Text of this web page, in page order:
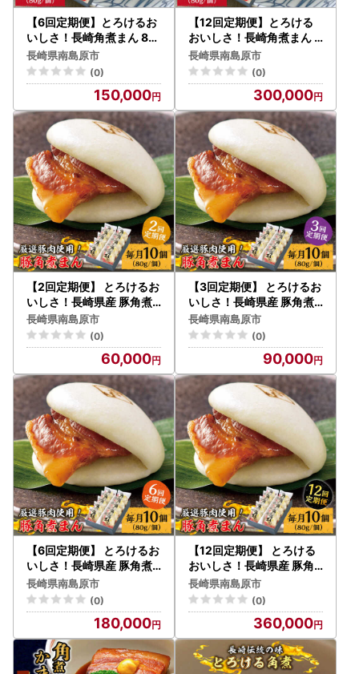
それ以外の目的で使用するものではありません。返礼品発送
に関して、必要最低限の範囲において返礼品取扱い事業者に
通知します。
【南島原市で開催されるイベント情報】
感謝塔・尊敬塔などが設置され、精霊流しやステージイベン
ト、花火大会が予定されております。
皆様お誘いあわせの上ご来場ください。
2026年8月22日（土）
14:00～22:00
マリンパークありえ
【ふるさと納税の対象となる地方団体の指定について】
南島原市は令和7年9月26日付総務大臣通知「ふるさと納税
の対象となる地方団体の指定について（通知）」にて、地方
税法（昭和25年法律第226号）第37条の2第2項及び第314条
の7第2項の規定に基づき、ふるさと納税の対象となる地方団
体として指定されました。
指定対象期間は、令和7年10月1日から令和8年9月30日まで
＜ワンストップ特例申請書郵送先＞
-------------------------------------------------------
〒859-2211
長崎県南島原市西有家町里坊96番地2
南島原市役所 ふるさと応援寄附係 宛
-------------------------------------------------------
【南島原市ふるさと納税サポート室】
TEL：050-8885-0521
Mail：minamishimabara@steamship.co.jp
受付時間：9:30～17:00
※土日祝日及び年末年始を除く
※年末年始のお問い合わせにつきましては、
年明けより順次対応いたしますので、ご返信にお時間を頂戴
いたします。
【6回定期便】とろけるお
いしさ！長崎角煮まん 80
ｇ × 10個 入り / 角煮まん
じゅう 肉まん 中華まん /
南島原市 / ふるさと企画 [
長崎県南島原市
(0)
150,000
【12回定期便】とろける
おいしさ！長崎角煮まん 8
0ｇ × 10個 入り / 角煮ま
んじゅう 肉まん 中華まん /
南島原市 / ふるさと企画 [
長崎県南島原市
(0)
300,000
【2回定期便】 とろけるお
いしさ！長崎県産 豚角煮
まん 80ｇ× 10個 入り / 角
煮まんじゅう 肉まん 中華
まん / 南島原市 / ふるさと
企画 [SBA056]
長崎県南島原市
(0)
60,000
【3回定期便】 とろけるお
いしさ！長崎県産 豚角煮
まん 80ｇ× 10個 入り / 角
煮まんじゅう 肉まん 中華
まん / 南島原市 / ふるさと
企画 [SBA057]
長崎県南島原市
(0)
90,000
【6回定期便】 とろけるお
いしさ！長崎県産 豚角煮
まん 80ｇ× 10個 入り / 角
煮まんじゅう 肉まん 中華
まん / 南島原市 / ふるさと
企画 [SBA058]
長崎県南島原市
(0)
180,000
【12回定期便】 とろける
おいしさ！長崎県産 豚角
煮まん 80ｇ× 10個 入り /
角煮まんじゅう 肉まん 中
華まん / 南島原市 / ふるさ
と企画 [SBA059]
長崎県南島原市
(0)
360,000